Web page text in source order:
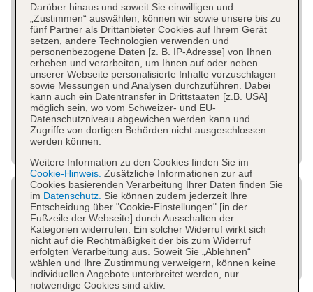
Darüber hinaus und soweit Sie einwilligen und
„Zustimmen“ auswählen, können wir sowie unsere bis zu
fünf Partner als Drittanbieter Cookies auf Ihrem Gerät
setzen, andere Technologien verwenden und
personenbezogene Daten [z. B. IP-Adresse] von Ihnen
erheben und verarbeiten, um Ihnen auf oder neben
unserer Webseite personalisierte Inhalte vorzuschlagen
sowie Messungen und Analysen durchzuführen. Dabei
kann auch ein Datentransfer in Drittstaaten [z.B. USA]
möglich sein, wo vom Schweizer- und EU-
Datenschutzniveau abgewichen werden kann und
Zugriffe von dortigen Behörden nicht ausgeschlossen
werden können.
Weitere Information zu den Cookies finden Sie im
Cookie-Hinweis. Zusätzliche Informationen zur auf
Cookies basierenden Verarbeitung Ihrer Daten finden Sie
im Datenschutz. Sie können zudem jederzeit Ihre
Entscheidung über "Cookie-Einstellungen" [in der
Fußzeile der Webseite] durch Ausschalten der
Kategorien widerrufen. Ein solcher Widerruf wirkt sich
nicht auf die Rechtmäßigkeit der bis zum Widerruf
erfolgten Verarbeitung aus. Soweit Sie „Ablehnen“
wählen und Ihre Zustimmung verweigern, können keine
individuellen Angebote unterbreitet werden, nur
notwendige Cookies sind aktiv.